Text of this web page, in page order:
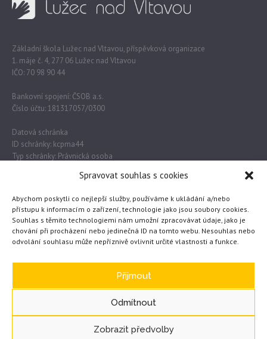
Spravovat souhlas s cookies
Abychom poskytli co nejlepší služby, používáme k ukládání a/nebo
přístupu k informacím o zařízení, technologie jako jsou soubory cookies.
Souhlas s těmito technologiemi nám umožní zpracovávat údaje, jako je
chování při procházení nebo jedinečná ID na tomto webu. Nesouhlas nebo
odvolání souhlasu může nepříznivě ovlivnit určité vlastnosti a funkce.
Přijmout
Odmítnout
Zobrazit předvolby
Základní škola Lužec nad Vltavou, příspěvková organizace
1. máje č. 4, 277 06 Lužec nad Vltavou
IČO: 70 98 90 44
Bankovní spojení: ČSOB a.s.
Číslo účtu: 181317057/0300
Datová schránka
ID schránky: kcpma44
Typ schránky: Právnická osoba
Obec Lužec nad Vltavou
MŠMT